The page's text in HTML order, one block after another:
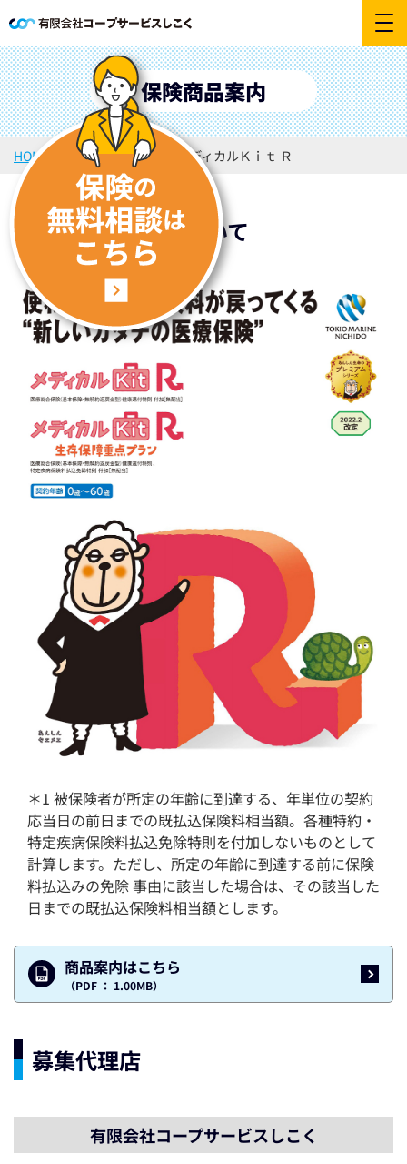
保険商品案内
HOME 保険商品案内 メディカルＫｉｔ Ｒ
取り扱い保険について
＊1 被保険者が所定の年齢に到達する、年単位の契約
応当日の前日までの既払込保険料相当額。各種特約・
特定疾病保険料払込免除特則を付加しないものとして
計算します。ただし、所定の年齢に到達する前に保険
料払込みの免除 事由に該当した場合は、その該当した
日までの既払込保険料相当額とします。
商品案内はこちら
（PDF ： 1.00MB）
募集代理店
有限会社コープサービスしこく